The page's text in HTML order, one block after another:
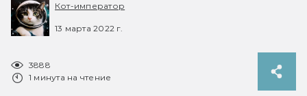
Кот-император
13 марта 2022 г.
3888
1 минута на чтение